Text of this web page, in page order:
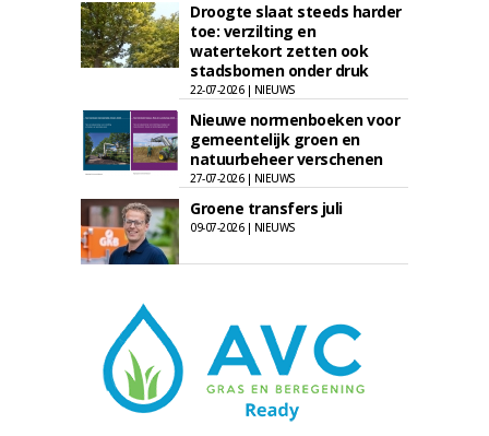
Droogte slaat steeds harder
toe: verzilting en
watertekort zetten ook
stadsbomen onder druk
22-07-2026 | NIEUWS
Nieuwe normenboeken voor
gemeentelijk groen en
natuurbeheer verschenen
27-07-2026 | NIEUWS
Groene transfers juli
09-07-2026 | NIEUWS